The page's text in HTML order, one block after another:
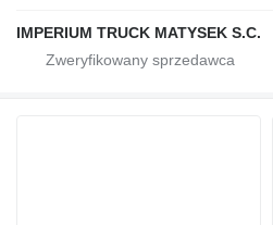
IMPERIUM TRUCK MATYSEK S.C.